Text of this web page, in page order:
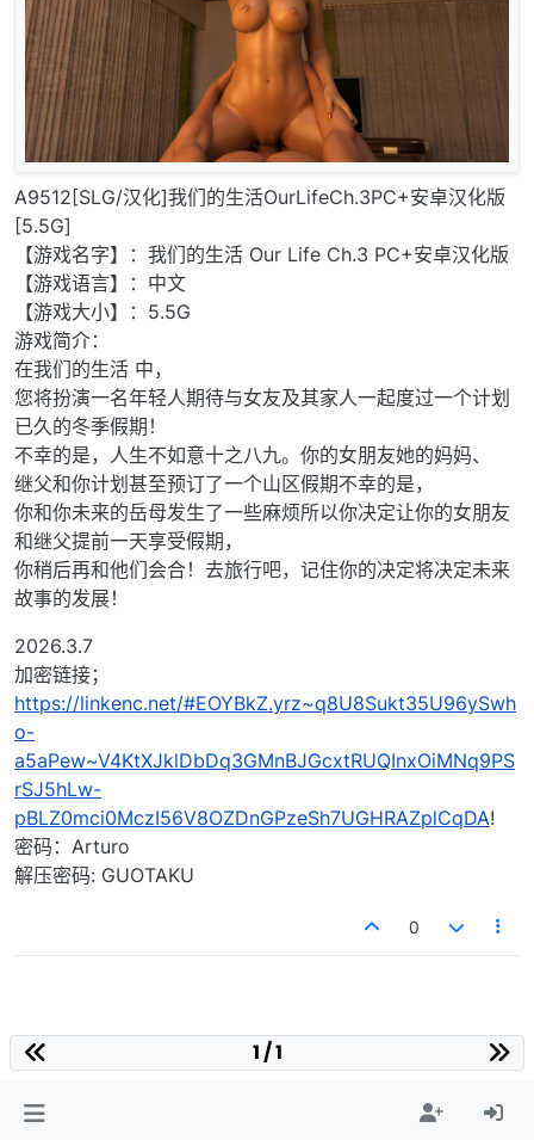
A9512[SLG/汉化]我们的生活OurLifeCh.3PC+安卓汉化版
[5.5G]
【游戏名字】：我们的生活 Our Life Ch.3 PC+安卓汉化版
【游戏语言】：中文
【游戏大小】：5.5G
游戏简介：
在我们的生活 中，
您将扮演一名年轻人期待与女友及其家人一起度过一个计划
已久的冬季假期！
不幸的是，人生不如意十之八九。你的女朋友她的妈妈、
继父和你计划甚至预订了一个山区假期不幸的是，
你和你未来的岳母发生了一些麻烦所以你决定让你的女朋友
和继父提前一天享受假期，
你稍后再和他们会合！去旅行吧，记住你的决定将决定未来
故事的发展！
2026.3.7
加密链接；
https://linkenc.net/#EOYBkZ.yrz~q8U8Sukt35U96ySwh
o-
a5aPew~V4KtXJklDbDq3GMnBJGcxtRUQInxOiMNq9PS
rSJ5hLw-
pBLZ0mci0MczI56V8OZDnGPzeSh7UGHRAZplCqDA!
密码：Arturo
解压密码: GUOTAKU
0
1 / 1